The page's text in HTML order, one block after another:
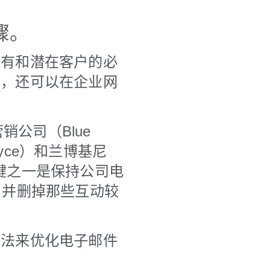
和潜在客户的必
还可以在企业网
公司（Blue
）和兰博基尼
之一是保持公司电
删掉那些互动较
来优化电子邮件